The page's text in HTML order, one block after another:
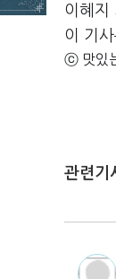
이혜
이 기
ⓒ 맛있
관련기